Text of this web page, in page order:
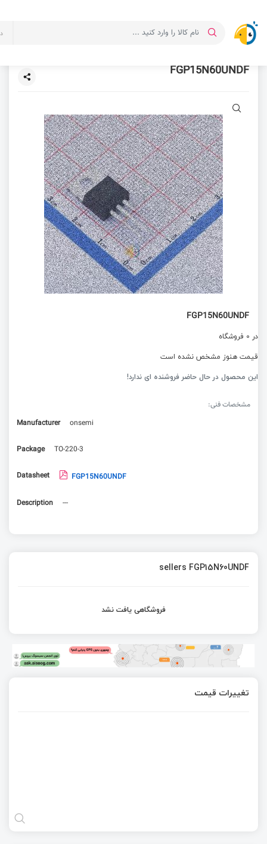
FGP15N60UNDF
FGP15N60UNDF
در 0 فروشگاه
قیمت هنوز مشخص نشده است
این محصول در حال حاضر فروشنده ای ندارد!
مشخصات فنی:
Manufacturer
onsemi
Package TO-220-3
Datasheet FGP15N60UNDF
Description ---
sellers FGP15N60UNDF
فروشگاهی یافت نشد
تغییرات قیمت